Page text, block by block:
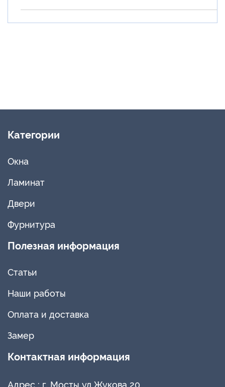
Категории
Окна
Ламинат
Двери
Фурнитура
Полезная информация
Статьи
Наши работы
Оплата и доставка
Замер
Контактная информация
Адрес : г. Мосты ул Жукова 20